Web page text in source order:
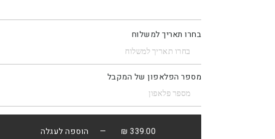
בחרו תאריך למשלוח
מספר הפלאפון של המקבל
339.00 ₪ — הוספה לעגלה